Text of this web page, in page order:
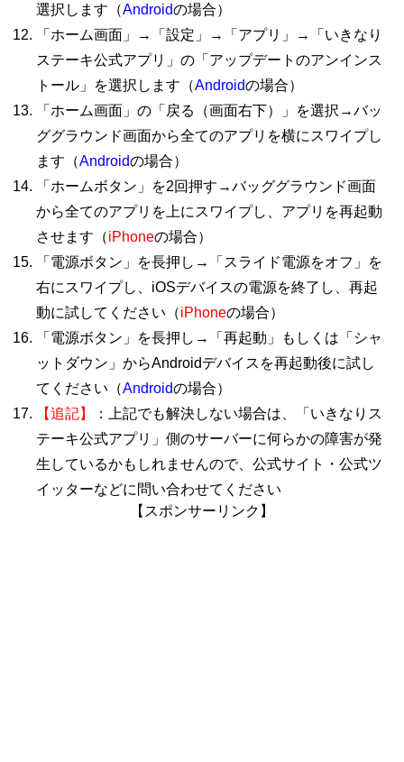
選択します（Androidの場合）
「ホーム画面」→「設定」→「アプリ」→「いきなり
ステーキ公式アプリ」の「アップデートのアンインス
トール」を選択します（Androidの場合）
「ホーム画面」の「戻る（画面右下）」を選択→バッ
ググラウンド画面から全てのアプリを横にスワイプし
ます（Androidの場合）
「ホームボタン」を2回押す→バッググラウンド画面
から全てのアプリを上にスワイプし、アプリを再起動
させます（iPhoneの場合）
「電源ボタン」を長押し→「スライド電源をオフ」を
右にスワイプし、iOSデバイスの電源を終了し、再起
動に試してください（iPhoneの場合）
「電源ボタン」を長押し→「再起動」もしくは「シャ
ットダウン」からAndroidデバイスを再起動後に試し
てください（Androidの場合）
【追記】
：上記でも解決しない場合は、「いきなりス
テーキ公式アプリ」側のサーバーに何らかの障害が発
生しているかもしれませんので、公式サイト・公式ツ
イッターなどに問い合わせてください
【スポンサーリンク】